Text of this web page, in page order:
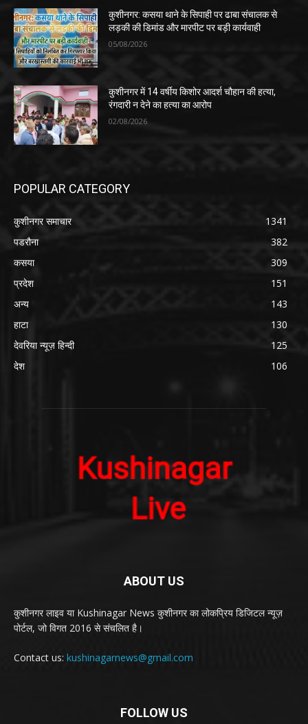
कुशीनगर: कसया थाने के सिपाही पर ढाबा संचालक से
लड़की की डिमांड और मारपीट पर बड़ी कार्यवाही
05/08/2026
कुशीनगर में 14 वर्षीय किशोर आदर्श चौहान की हत्या,
रंगदारी न देने का हत्या का आरोप
02/08/2026
POPULAR CATEGORY
कुशीनगर समाचार
1341
पडरौना
382
कसया
309
प्रदेश
151
अन्य
143
हाटा
130
देवरिया न्यूज़ हिन्दी
125
देश
106
ABOUT US
कुशीनगर लाइव या Kushinagar News कुशीनगर का लोकप्रिय डिजिटल न्यूज़
पोर्टल, जो विगत 2016 से संचलित है।
Contact us: kushinagarnews@gmail.com
FOLLOW US